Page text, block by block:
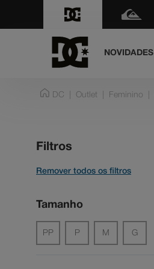
NOVIDADES
DC Outlet Feminino
Filtros
Tamanho
PP P M G